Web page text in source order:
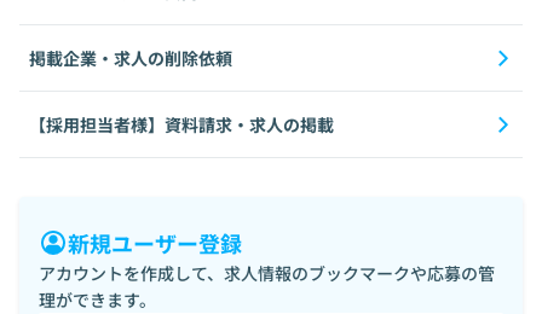
掲載企業・求人の削除依頼
【採用担当者様】資料請求・求人の掲載
新規ユーザー登録
アカウントを作成して、求人情報のブックマークや応募の管
理ができます。